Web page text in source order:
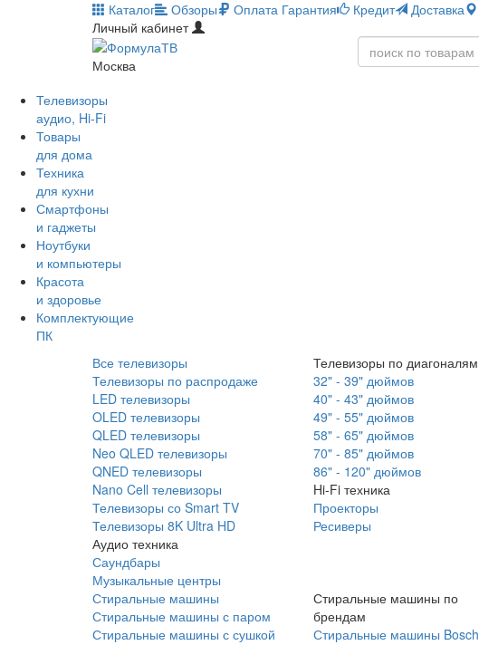
Каталог Обзоры Оплата Гарантия Кредит Доставка
Личный кабинет
Москва
Телевизоры
аудио, Hi-Fi
Товары
для дома
Техника
для кухни
Смартфоны
и гаджеты
Ноутбуки
и компьютеры
Красота
и здоровье
Комплектующие
ПК
Все телевизоры
Телевизоры по распродаже
LED телевизоры
OLED телевизоры
QLED телевизоры
Neo QLED телевизоры
QNED телевизоры
Nano Cell телевизоры
Телевизоры со Smart TV
Телевизоры 8K Ultra HD
Аудио техника
Саундбары
Музыкальные центры
Телевизоры по диагоналям
32" - 39" дюймов
40" - 43" дюймов
49" - 55" дюймов
58" - 65" дюймов
70" - 85" дюймов
86" - 120" дюймов
Hi-Fi техника
Проекторы
Ресиверы
Стиральные машины
Стиральные машины с паром
Стиральные машины с сушкой
Стиральные машины по
брендам
Стиральные машины Bosch